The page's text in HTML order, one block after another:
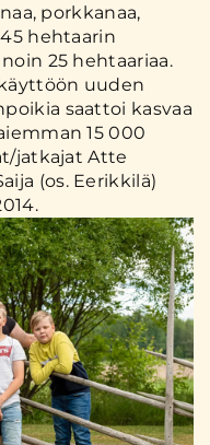
porkkanaa,
hehtaarin
25 hehtaariaa.
uuden
saattoi kasvaa
15 000
jatkajat Atte
(os. Eerikkilä)